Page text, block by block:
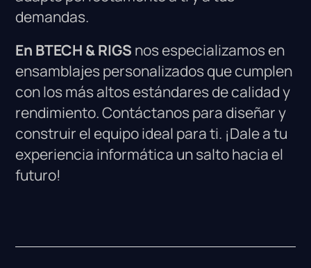
demandas.
En BTECH & RIGS nos especializamos en
ensamblajes personalizados que cumplen
con los más altos estándares de calidad y
rendimiento. Contáctanos para diseñar y
construir el equipo ideal para ti. ¡Dale a tu
experiencia informática un salto hacia el
futuro!